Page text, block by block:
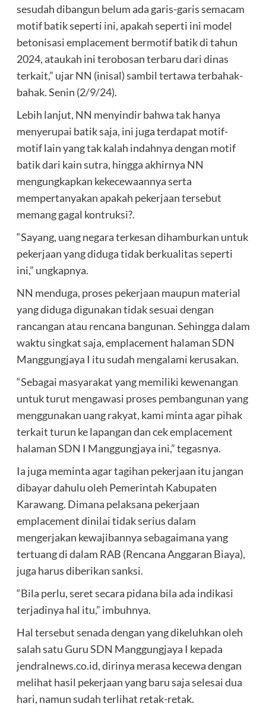
sesudah dibangun belum ada garis-garis semacam
motif batik seperti ini, apakah seperti ini model
betonisasi emplacement bermotif batik di tahun
2024, ataukah ini terobosan terbaru dari dinas
terkait,” ujar NN (inisal) sambil tertawa terbahak-
bahak. Senin (2/9/24).
Lebih lanjut, NN menyindir bahwa tak hanya
menyerupai batik saja, ini juga terdapat motif-
motif lain yang tak kalah indahnya dengan motif
batik dari kain sutra, hingga akhirnya NN
mengungkapkan kekecewaannya serta
mempertanyakan apakah pekerjaan tersebut
memang gagal kontruksi?.
“Sayang, uang negara terkesan dihamburkan untuk
pekerjaan yang diduga tidak berkualitas seperti
ini,” ungkapnya.
NN menduga, proses pekerjaan maupun material
yang diduga digunakan tidak sesuai dengan
rancangan atau rencana bangunan. Sehingga dalam
waktu singkat saja, emplacement halaman SDN
Manggungjaya I itu sudah mengalami kerusakan.
“Sebagai masyarakat yang memiliki kewenangan
untuk turut mengawasi proses pembangunan yang
menggunakan uang rakyat, kami minta agar pihak
terkait turun ke lapangan dan cek emplacement
halaman SDN I Manggungjaya ini,” tegasnya.
Ia juga meminta agar tagihan pekerjaan itu jangan
dibayar dahulu oleh Pemerintah Kabupaten
Karawang. Dimana pelaksana pekerjaan
emplacement dinilai tidak serius dalam
mengerjakan kewajibannya sebagaimana yang
tertuang di dalam RAB (Rencana Anggaran Biaya),
juga harus diberikan sanksi.
“Bila perlu, seret secara pidana bila ada indikasi
terjadinya hal itu,” imbuhnya.
Hal tersebut senada dengan yang dikeluhkan oleh
salah satu Guru SDN Manggungjaya I kepada
jendralnews.co.id, dirinya merasa kecewa dengan
melihat hasil pekerjaan yang baru saja selesai dua
hari, namun sudah terlihat retak-retak.